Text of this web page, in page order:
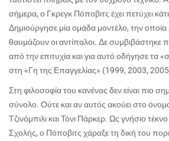
σήμερα, ο Γκρεγκ Πόποβιτς έχει πετύχει
Δημιούργησε μία ομάδα μοντέλο, την οποία
θαυμάζουν οι αντίπαλοι. Δε συμβιβάστηκε
από την επιτυχία και για αυτό οδήγησε τα
στη «Γη της Επαγγελίας» (1999, 2003,
Στη φιλοσοφία του κανένας δεν είναι πιο
σύνολο. Ούτε και αν αυτός ακούει στο
Τζινόμπιλι και Τόνι Πάρκερ. Ως γνήσιο
Σχολής, ο Πόποβιτς χάραξε τη δική του